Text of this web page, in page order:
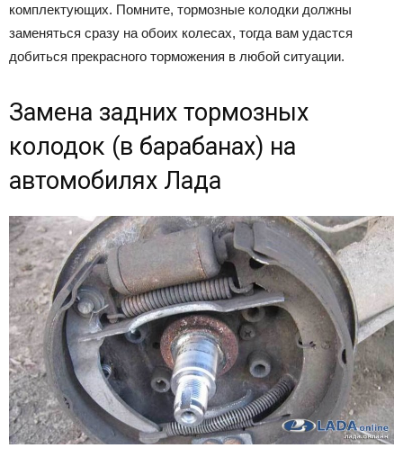
комплектующих. Помните, тормозные колодки должны
заменяться сразу на обоих колесах, тогда вам удастся
добиться прекрасного торможения в любой ситуации.
Замена задних тормозных
колодок (в барабанах) на
автомобилях Лада